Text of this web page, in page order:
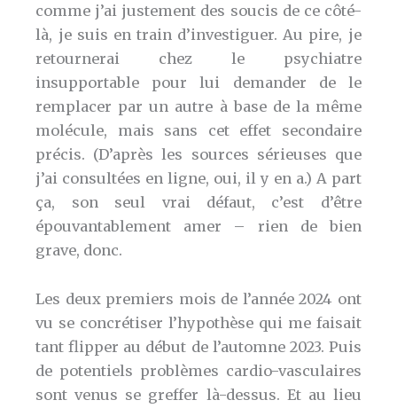
comme j’ai justement des soucis de ce côté-
là, je suis en train d’investiguer. Au pire, je
retournerai chez le psychiatre
insupportable pour lui demander de le
remplacer par un autre à base de la même
molécule, mais sans cet effet secondaire
précis. (D’après les sources sérieuses que
j’ai consultées en ligne, oui, il y en a.) A part
ça, son seul vrai défaut, c’est d’être
épouvantablement amer – rien de bien
grave, donc.
Les deux premiers mois de l’année 2024 ont
vu se concrétiser l’hypothèse qui me faisait
tant flipper au début de l’automne 2023. Puis
de potentiels problèmes cardio-vasculaires
sont venus se greffer là-dessus. Et au lieu